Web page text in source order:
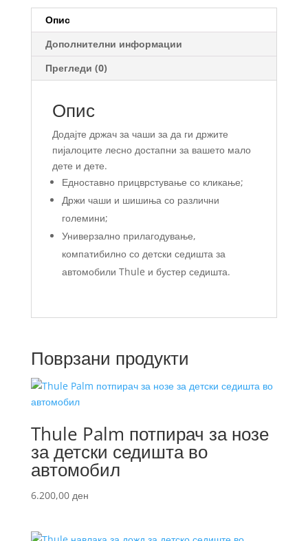
количина
Опис
Дополнителни информации
Прегледи (0)
Опис
Додајте држач за чаши за да ги држите
пијалоците лесно достапни за вашето мало
дете и дете.
Едноставно прицврстување со кликање;
Држи чаши и шишиња со различни
големини;
Универзално прилагодување,
компатибилно со детски седишта за
автомобили Thule и бустер седишта.
Поврзани продукти
Thule Palm потпирач за нозе
за детски седишта во
автомобил
6.200,00 ден